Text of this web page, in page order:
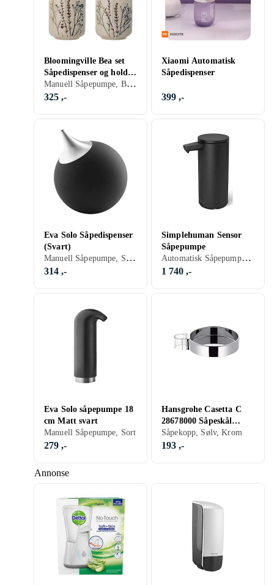
Annonse
Bloomingville Bea set
Såpedispenser og holder
(8 cm)
Manuell Såpepumpe, Beige
325 ,-
Xiaomi Automatisk
Såpedispenser
399 ,-
Eva Solo Såpedispenser
(Svart)
Manuell Såpepumpe, Sort, Sølv, Rustfritt stål, Krom
314 ,-
Simplehuman Sensor
Såpepumpe
Automatisk Såpepumpe, Sort
1 740 ,-
Eva Solo såpepumpe 18
cm Matt svart
Manuell Såpepumpe, Sort
279 ,-
Hansgrohe Casetta C
28678000 Såpeskål
(Silver)
Såpekopp, Sølv, Krom
193 ,-